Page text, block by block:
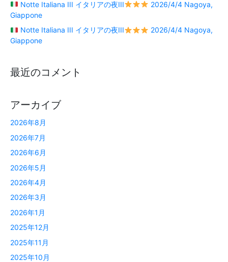
Notte Italiana III イタリアの夜III
2026/4/4 Nagoya,
Giappone
Notte Italiana III イタリアの夜III
2026/4/4 Nagoya,
Giappone
最近のコメント
アーカイブ
2026年8月
2026年7月
2026年6月
2026年5月
2026年4月
2026年3月
2026年1月
2025年12月
2025年11月
2025年10月